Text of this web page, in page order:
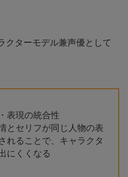
クターモデル兼声優として
表現の統合性
とセリフが同じ人物の表
れることで、キャラクタ
にくくなる